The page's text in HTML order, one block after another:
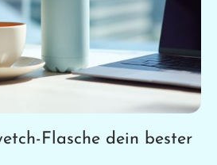
Flasche dein bester